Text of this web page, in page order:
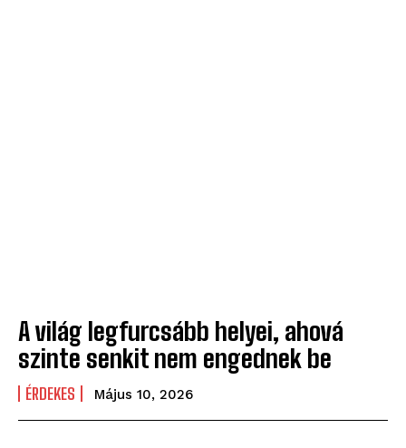
A világ legfurcsább helyei, ahová
szinte senkit nem engednek be
ÉRDEKES Május 10, 2026